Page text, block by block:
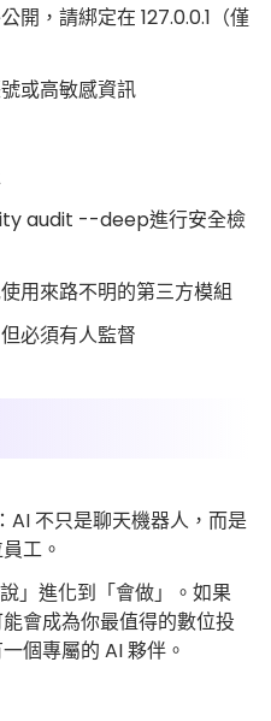
，請綁定在 127.0.0.1（僅
或高敏感資訊
audit --deep進行安全檢
用來路不明的第三方模組
必須有人監督
不只是聊天機器人，而是
工。
」進化到「會做」。如果
會成為你最值得的數位投
個專屬的 AI 夥伴。